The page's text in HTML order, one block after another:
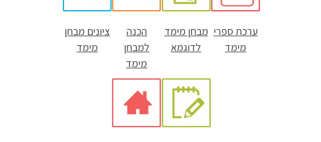
ערכת ספרי
מימד
מבחן מימד
לדוגמא
הכנה
למבחן
מימד
ציונים מבחן
מימד